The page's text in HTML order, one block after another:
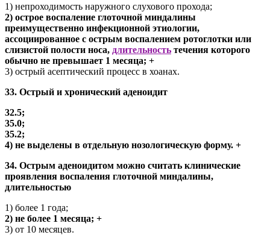
1) непроходимость наружного слухового прохода;
2) острое воспаление глоточной миндалины
преимущественно инфекционной этиологии,
ассоциированное с острым воспалением ротоглотки или
слизистой полости носа, длительность течения которого
обычно не превышает 1 месяца; +
3) острый асептический процесс в хоанах.
33. Острый и хронический аденоидит
32.5;
35.0;
35.2;
4) не выделены в отдельную нозологическую форму. +
34. Острым аденоидитом можно считать клинические
проявления воспаления глоточной миндалины,
длительностью
1) более 1 года;
2) не более 1 месяца; +
3) от 10 месяцев.